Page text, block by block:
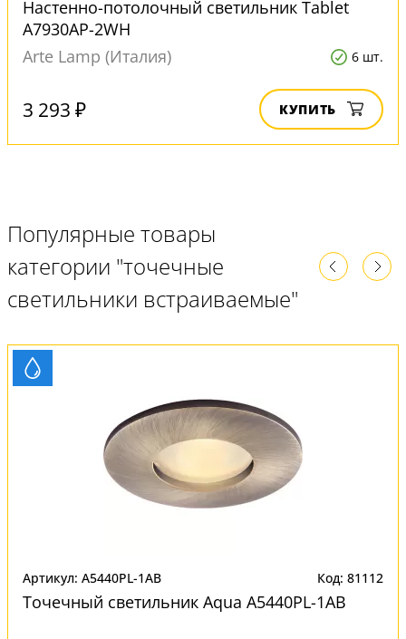
Настенно-потолочный светильник Tablet
A7930AP-2WH
Arte Lamp (Италия)
6 шт.
3 293 ₽ КУПИТЬ
Популярные товары
категории "точечные
светильники встраиваемые"
Артикул: A5440PL-1AB Код: 81112
Точечный светильник Aqua A5440PL-1AB